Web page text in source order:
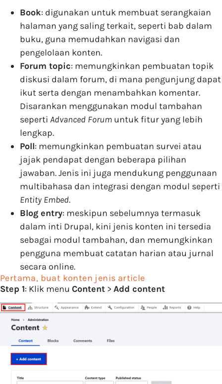
Book: digunakan untuk membuat serangkaian
halaman yang saling terkait, seperti bab dalam
buku, guna memudahkan navigasi dan
pengelolaan konten.
Forum topic: memungkinkan pembuatan topik
diskusi dalam forum, di mana pengunjung dapat
ikut serta dengan menambahkan komentar.
Disarankan menggunakan modul tambahan
seperti Advanced Forum untuk fitur yang lebih
lengkap.
Poll: memungkinkan pembuatan survei atau
jajak pendapat dengan beberapa pilihan
jawaban. Jenis ini juga mendukung penggunaan
multibahasa dan integrasi dengan modul seperti
Entity Embed.
Blog entry: meskipun sebelumnya termasuk
dalam inti Drupal, kini jenis konten ini tersedia
sebagai modul tambahan, dan memungkinkan
pengguna membuat catatan harian atau jurnal
secara online.
Pertama, buat konten jenis article
Step 1: Klik menu Content > Add content